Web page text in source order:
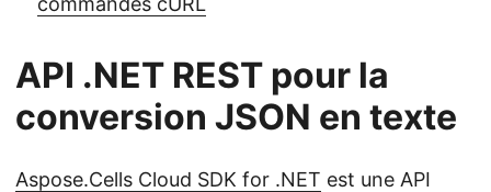
API .NET REST pour la
conversion JSON en texte
Aspose.Cells Cloud SDK for .NET est une API